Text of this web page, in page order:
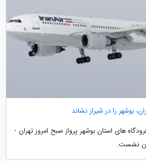
بوشهر را در شیراز نشاند
های استان بوشهر پرواز صبح امروز تهران -
نشست.